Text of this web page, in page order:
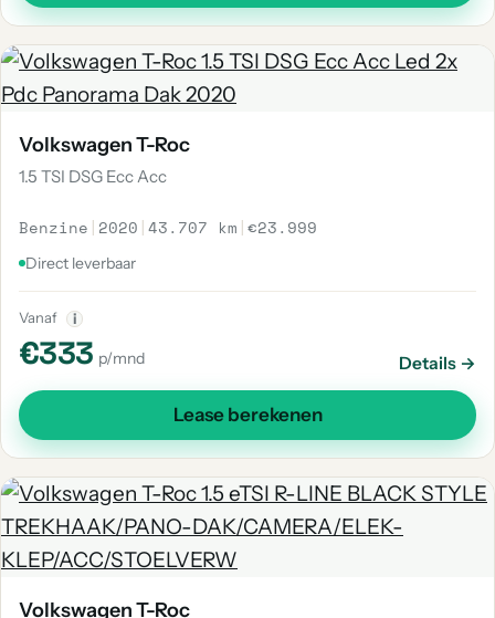
Volkswagen T-Roc
1.5 TSI DSG Ecc Acc
Benzine | 2020 |43.707 km |€23.999
Direct leverbaar
Vanaf i
€333 p/mnd Details →
Lease berekenen
Volkswagen T-Roc